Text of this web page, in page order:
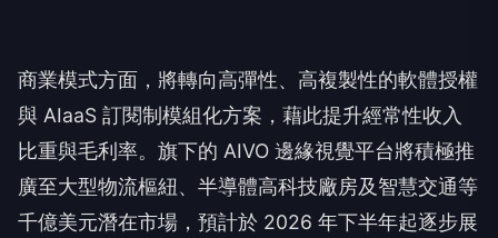
商業模式方面，將轉向高彈性、高複製性的軟體授權
與 AIaaS 訂閱制模組化方案，藉此提升經常性收入
比重與毛利率。旗下的 AIVO 邊緣視覺平台將積極推
廣至大型物流樞紐、半導體高科技廠房及智慧交通等
千億美元潛在市場，預計於 2026 年下半年起逐步展